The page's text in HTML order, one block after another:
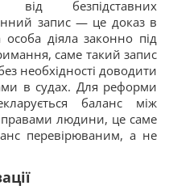
від безпідставних
запис — це доказ в
діяла законно під
саме такий запис
необхідності доводити
в судах. Для реформи
баланс між
людини, це саме
перевірюваним, а не